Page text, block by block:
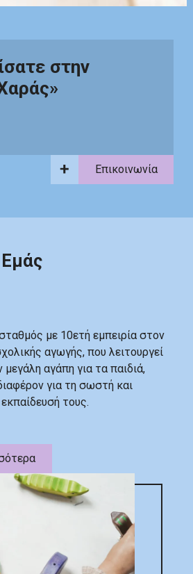
στην
Επικοινωνία
με 10ετή εμπειρία στον
αγωγής, που λειτουργεί
αγάπη για τα παιδιά,
για τη σωστή και
τους.